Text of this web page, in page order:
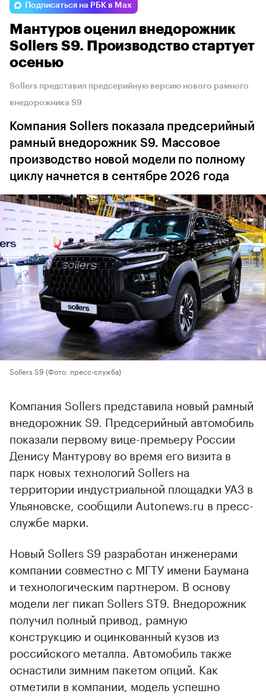
Подписаться на РБК в Max
Мантуров оценил внедорожник
Sollers S9. Производство стартует
осенью
Sollers представил предсерийную версию нового рамного
внедорожника S9
Компания Sollers показала предсерийный
рамный внедорожник S9. Массовое
производство новой модели по полному
циклу начнется в сентябре 2026 года
Sollers S9 (Фото: пресс-служба)
Компания Sollers представила новый рамный
внедорожник S9. Предсерийный автомобиль
показали первому вице-премьеру России
Денису Мантурову во время его визита в
парк новых технологий Sollers на
территории индустриальной площадки УАЗ в
Ульяновске, сообщили Autonews.ru в пресс-
службе марки.
Новый Sollers S9 разработан инженерами
компании совместно с МГТУ имени Баумана
и технологическим партнером. В основу
модели лег пикап Sollers ST9. Внедорожник
получил полный привод, рамную
конструкцию и оцинкованный кузов из
российского металла. Автомобиль также
оснастили зимним пакетом опций. Как
отметили в компании, модель успешно